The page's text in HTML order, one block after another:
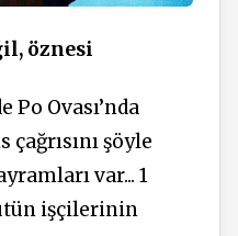
öznesi
Po Ovası’nda
çağrısını şöyle
var... 1
işçilerinin